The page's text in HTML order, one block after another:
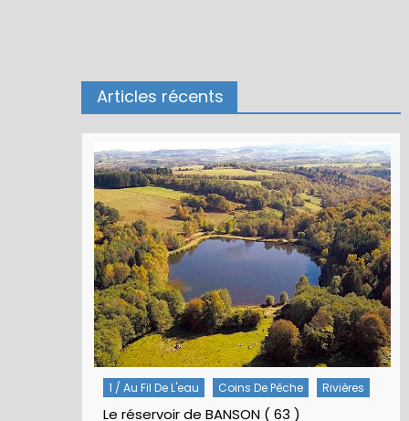
Articles récents
5 / Fiches Montage Artificielles